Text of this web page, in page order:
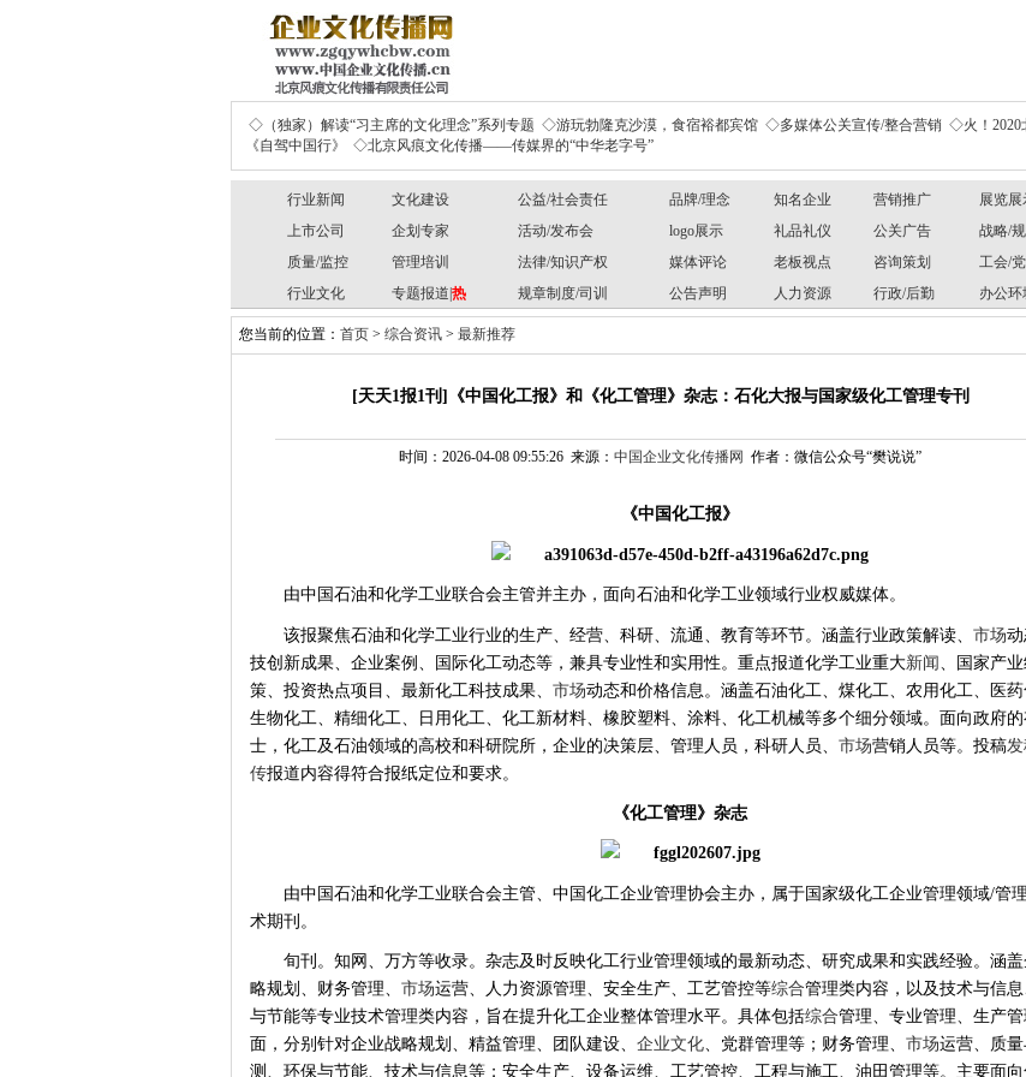
◇（独家）解读“习主席的文化理念”系列专题 ◇游玩勃隆克沙漠，食宿裕都宾馆 ◇多媒体公关宣传/整合营销 ◇火！2020
《自驾中国行》
◇北京风痕文化传播——传媒界的“中华老字号”
行业新闻 文化建设 公益/社会责任 品牌/理念 知名企业 营销推广 展览展
上市公司
企划专家 活动/发布会 logo展示 礼品礼仪 公关广告 战略/规
质量/监控
管理培训 法律/知识产权 媒体评论 老板视点 咨询策划 工会/
行业文化
专题报道| 热 规章制度/司训 公告声明 人力资源 行政/后勤 办公环
您当前的位置： 首页 > 综合资讯 > 最新推荐
[天天1报1刊]《中国化工报》和《化工管理》杂志：石化大报与国家级化工管理专刊
时间：2026-04-08 09:55:26 来源： 中国企业文化传播网 作者：微信公众号“樊说说”
《中国化工报》
由‌中国石油和化学工业联合会‌主管并主办，面向石油和化学工业领域行业权威媒体。
该报聚焦石油和化学工业行业的生产、经营、科研、流通、教育等环节。涵盖行业政策解读、 市场
技创新成果、企业案例、国际化工动态等，兼具专业性和实用性。 ‌重点报道化学工业重大新闻 、国家产
策、投资热点项目、最新化工科技成果、 市场动态和价格信息。涵盖石油化工、煤化工、农用化工、医药
生物化工、精细化工、日用化工、化工新材料、橡胶塑料、涂料、化工机械等多个细分领域。面向政府的
士，化工及石油领域的高校和科研院所，企业的决策层、管理人员，科研人员、 市场营销人员等。‌‌投稿
传报道内容得符合报纸定位和要求。‌
《化工管理》杂志
由中国石油和化学工业联合会主管、中国化工企业管理协会主办，属于国家级化工企业管理领域/管
术期刊‌‌。‌
旬刊。知网、万方等收录。杂志及时反映化工行业管理领域的最新动态、研究成果和实践经验。涵
略规划、财务管理、 市场运营、人力资源管理、安全生产、工艺管控等综合管理类内容，以及技术与信
与节能等专业技术管理类内容，旨在提升化工企业整体管理水平。具体包括综合管理、专业管理、生产
面，分别针对企业战略规划、精益管理、团队建设、 企业文化、党群管理等；财务管理、 市场运营、质量
测、环保与节能、技术与信息等；安全生产、设备运维、工艺管控、工程与施工、油田管理等。主要面